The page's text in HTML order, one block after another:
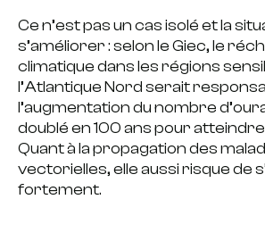
Ce n’est pas un cas isolé et la
s’améliorer : selon le Giec, le
climatique dans les régions
l’Atlantique Nord serait
l’augmentation du nombre
doublé en 100 ans pour
Quant à la propagation des
vectorielles, elle aussi risque de
fortement.